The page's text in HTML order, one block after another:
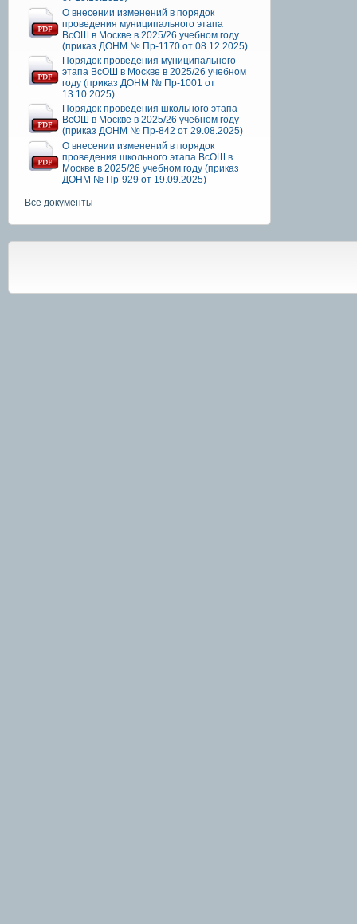
О внесении изменений в порядок
проведения муниципального этапа
ВсОШ в Москве в 2025/26 учебном году
(приказ ДОНМ № Пр-1170 от 08.12.2025)
Порядок проведения муниципального
этапа ВсОШ в Москве в 2025/26 учебном
году (приказ ДОНМ № Пр-1001 от
13.10.2025)
Порядок проведения школьного этапа
ВсОШ в Москве в 2025/26 учебном году
(приказ ДОНМ № Пр-842 от 29.08.2025)
О внесении изменений в порядок
проведения школьного этапа ВсОШ в
Москве в 2025/26 учебном году (приказ
ДОНМ № Пр-929 от 19.09.2025)
Все документы